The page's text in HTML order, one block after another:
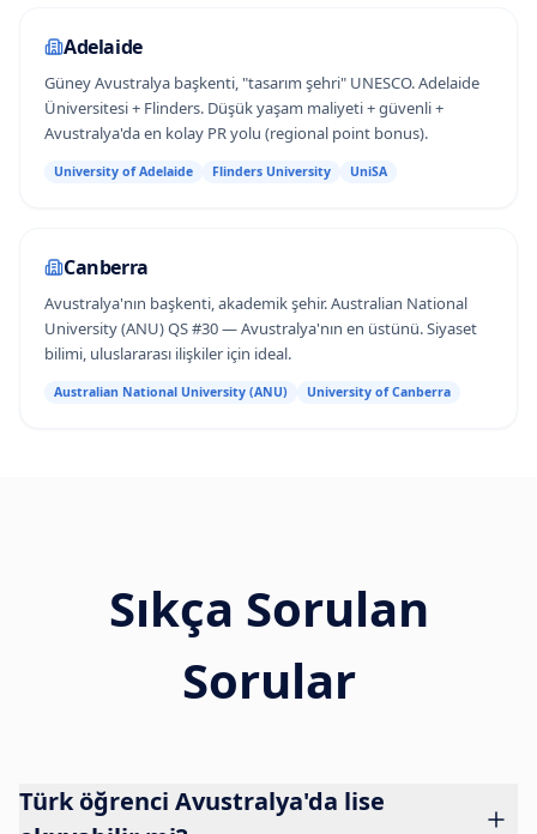
Adelaide
Güney Avustralya başkenti, "tasarım şehri" UNESCO. Adelaide
Üniversitesi + Flinders. Düşük yaşam maliyeti + güvenli +
Avustralya'da en kolay PR yolu (regional point bonus).
University of Adelaide Flinders University UniSA
Canberra
Avustralya'nın başkenti, akademik şehir. Australian National
University (ANU) QS #30 — Avustralya'nın en üstünü. Siyaset
bilimi, uluslararası ilişkiler için ideal.
Australian National University (ANU) University of Canberra
Sıkça Sorulan
Sorular
Türk öğrenci Avustralya'da lise